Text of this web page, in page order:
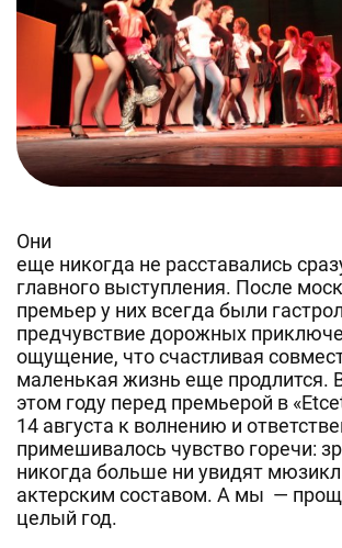
Они
еще никогда не расставались
главного выступления. После
премьер у них всегда были
предчувствие дорожных
ощущение, что счастливая
маленькая жизнь еще продлится.
этом году перед премьерой в
14 августа к волнению и
примешивалось чувство горечи:
никогда больше ни увидят
актерским составом. А мы —
целый год.